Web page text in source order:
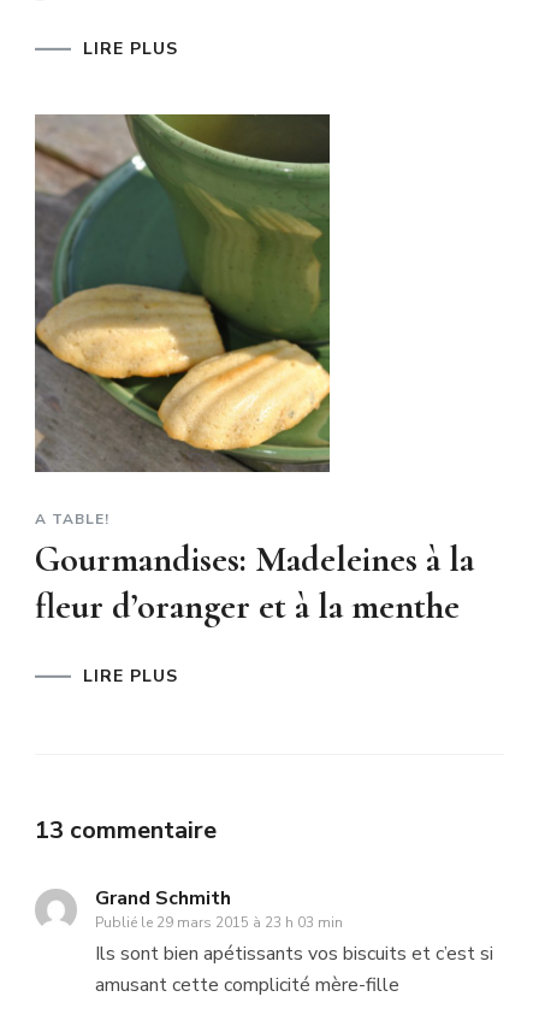
LIRE PLUS
A TABLE!
Gourmandises: Madeleines à la
fleur d’oranger et à la menthe
LIRE PLUS
13 commentaire
Grand Schmith
Publié le 29 mars 2015 à 23 h 03 min
Ils sont bien apétissants vos biscuits et c’est si
amusant cette complicité mère-fille